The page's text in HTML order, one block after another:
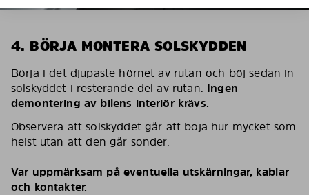
4. BÖRJA MONTERA SOLSKYDDEN
Börja i det djupaste hörnet av rutan och böj sedan in
solskyddet i resterande del av rutan. Ingen
demontering av bilens interiör krävs.
Observera att solskyddet går att böja hur mycket som
helst utan att den går sönder.
Var uppmärksam på eventuella utskärningar, kablar
och kontakter.